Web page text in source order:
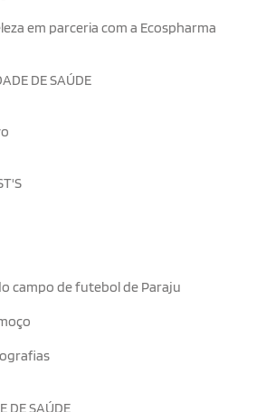
em parceria com a Ecospharma
DE SAÚDE
campo de futebol de Paraju
DE SAÚDE